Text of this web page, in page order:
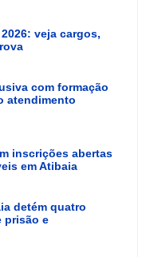
veja cargos,
com formação
atendimento
inscrições abertas
em Atibaia
detém quatro
prisão e